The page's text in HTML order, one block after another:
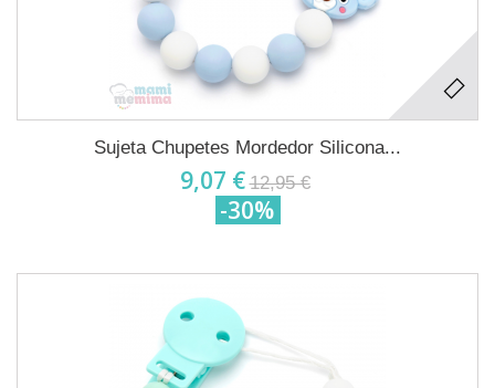
Sujeta Chupetes Mordedor Silicona...
9,07 € 12,95 €
-30%